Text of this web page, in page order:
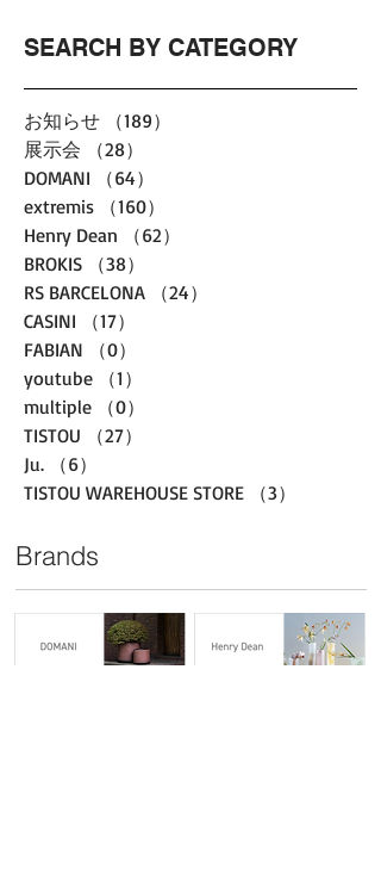
SEARCH BY CATEGORY
お知らせ （189）
展示会
（28）
DOMANI
（64）
extremis
（160）
Henry Dean
（62）
BROKIS
（38）
RS BARCELONA
（24）
CASINI
（17）
FABIAN
（0）
youtube
（1）
multiple
（0）
TISTOU
（27）
Ju.
（6）
TISTOU WAREHOUSE STORE
（3）
Brands